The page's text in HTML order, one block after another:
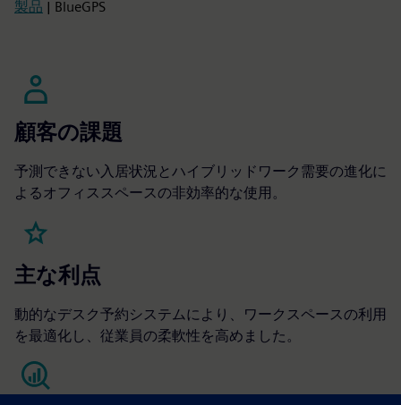
製品 | BlueGPS
顧客の課題
予測できない入居状況とハイブリッドワーク需要の進化に
よるオフィススペースの非効率的な使用。
主な利点
動的なデスク予約システムにより、ワークスペースの利用
を最適化し、従業員の柔軟性を高めました。